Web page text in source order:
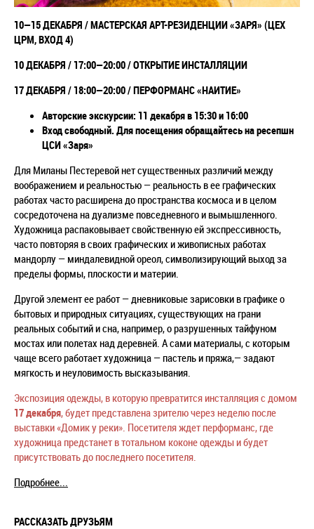
10—15 ДЕКАБРЯ /МАСТЕРСКАЯ АРТ-РЕЗИДЕНЦИИ «ЗАРЯ» (ЦЕХ
ЦРМ, ВХОД 4)
10 ДЕКАБРЯ / 17:00—20:00 / ОТКРЫТИЕ ИНСТАЛЛЯЦИИ
17 ДЕКАБРЯ / 18:00—20:00 / ПЕРФОРМАНС«НАИТИЕ»
Авторские экскурсии: 11 декабря в 15:30 и 16:00
Вход свободный. Для посещения обращайтесь на ресепшн
ЦСИ «Заря»
Для Миланы Пестеревой нет существенных различий между
воображением и реальностью — реальность в ее графических
работах часто расширена до пространства космоса и в целом
сосредоточена на дуализме повседневного и вымышленного.
Художница распаковывает свойственную ей экспрессивность,
часто повторяя в своих графических и живописных работах
мандорлу — миндалевидной ореол, символизирующий выход за
пределы формы, плоскости и материи.
Другой элемент ее работ — дневниковые зарисовки в графике о
бытовых и природных ситуациях, существующих на грани
реальных событий и сна, например, о разрушенных тайфуном
мостах или полетах над деревней. А сами материалы, с которым
чаще всего работает художница — пастель и пряжа,— задают
мягкость и неуловимость высказывания.
Экспозиция одежды, в которую превратится инсталляция с домом
17 декабря, будет представлена зрителю через неделю после
выставки «Домик у реки». Посетителя ждет перформанс, где
художница предстанет в тотальном коконе одежды и будет
присутствовать до последнего посетителя.
Подробнее...
РАССКАЗАТЬ ДРУЗЬЯМ